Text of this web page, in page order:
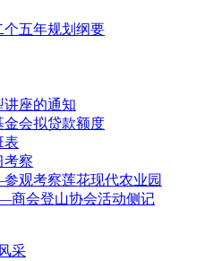
个五年规划纲要
讲座的通知
会拟贷款额度
表
考察
观考察莲花现代农业园
商会登山协会活动侧记
采